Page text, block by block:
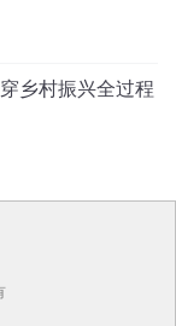
穿乡村振兴全过程